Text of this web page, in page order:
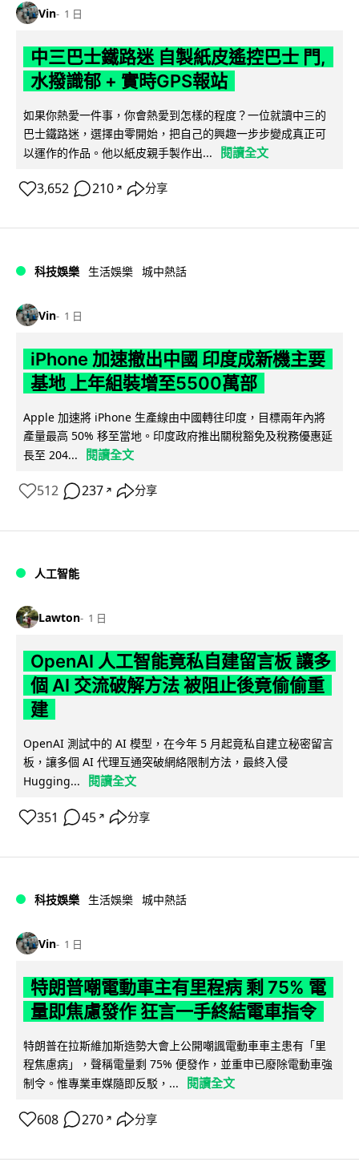
Vin 1 日
中三巴士鐵路迷 自製紙皮遙控巴士 門,
水撥識郁 + 實時GPS報站
如果你熱愛一件事，你會熱愛到怎樣的程度？一位就讀中三的
巴士鐵路迷，選擇由零開始，把自己的興趣一步步變成真正可
以運作的作品。他以紙皮親手製作出...
閱讀全文
3,652 210 ↗ 分享
科技娛樂 生活娛樂 城中熱話
Vin 1 日
iPhone 加速撤出中國 印度成新機主要
基地 上年組裝增至5500萬部
Apple 加速將 iPhone 生產線由中國轉往印度，目標兩年內將
產量最高 50% 移至當地。印度政府推出關稅豁免及稅務優惠延
長至 204...
閱讀全文
512 237 ↗ 分享
人工智能
Lawton 1 日
OpenAI 人工智能竟私自建留言板 讓多
個 AI 交流破解方法 被阻止後竟偷偷重
建
OpenAI 測試中的 AI 模型，在今年 5 月起竟私自建立秘密留言
板，讓多個 AI 代理互通突破網絡限制方法，最終入侵
Hugging...
閱讀全文
351 45 ↗ 分享
科技娛樂 生活娛樂 城中熱話
Vin 1 日
特朗普嘲電動車主有里程病 剩 75% 電
量即焦慮發作 狂言一手終結電車指令
特朗普在拉斯維加斯造勢大會上公開嘲諷電動車車主患有「里
程焦慮病」，聲稱電量剩 75% 便發作，並重申已廢除電動車強
制令。惟專業車媒隨即反駁，...
閱讀全文
608 270 ↗ 分享